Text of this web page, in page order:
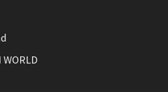
WORLD